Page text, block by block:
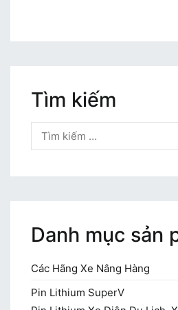
Tìm kiếm
kiếm
cho:
Danh mục sản
Các Hãng Xe Nâng Hàng
Pin Lithium SuperV